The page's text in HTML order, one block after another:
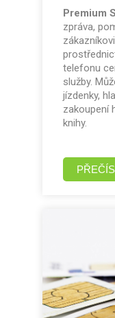
Premium
zpráva,
telefonu
služby.
jízdenky,
zakoupení
knihy.